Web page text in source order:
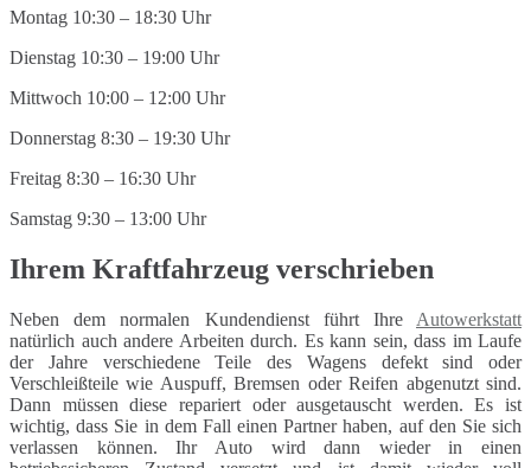
Montag 10:30 – 18:30 Uhr
Dienstag 10:30 – 19:00 Uhr
Mittwoch 10:00 – 12:00 Uhr
Donnerstag 8:30 – 19:30 Uhr
Freitag 8:30 – 16:30 Uhr
Samstag 9:30 – 13:00 Uhr
Ihrem Kraftfahrzeug verschrieben
Neben dem normalen Kundendienst führt Ihre Autowerkstatt
natürlich auch andere Arbeiten durch. Es kann sein, dass im Laufe
der Jahre verschiedene Teile des Wagens defekt sind oder
Verschleißteile wie Auspuff, Bremsen oder Reifen abgenutzt sind.
Dann müssen diese repariert oder ausgetauscht werden. Es ist
wichtig, dass Sie in dem Fall einen Partner haben, auf den Sie sich
verlassen können. Ihr Auto wird dann wieder in einen